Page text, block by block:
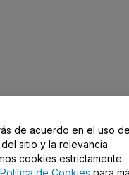
de acuerdo en el uso
sitio y la relevancia
cookies estrictamente
Política de Cookies para